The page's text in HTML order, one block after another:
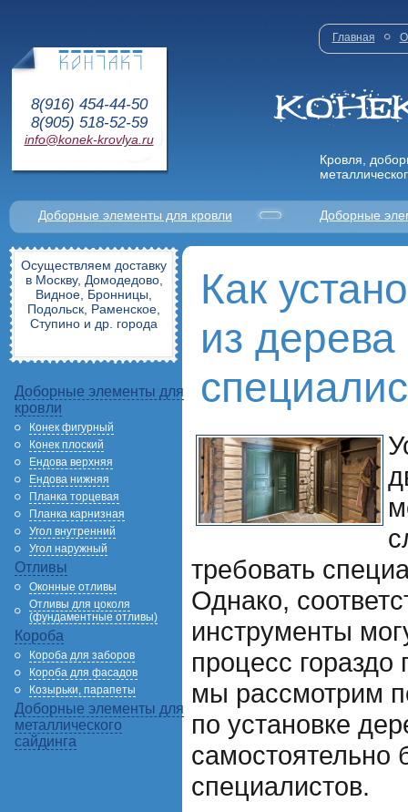
8(916) 454-44-50
8(905) 518-52-59
info@konek-krovlya.ru
Главная О
Кровля,
Доборные элементы для кровли Доборные
Осуществляем доставку
в Москву, Домодедово,
Видное, Бронницы,
Подольск, Раменское,
Ступино и др. города
Доборные элементы для
кровли
Конек фигурный
Конек плоский
Ендова верхняя
Ендова нижняя
Планка торцевая
Планка карнизная
Угол внутренний
Угол наружный
Отливы
Оконные отливы
Отливы для цоколя
(фундаментные отливы)
Короба
Короба для заборов
Короба для фасадов
Козырьки, парапеты
Доборные элементы для
металлического
сайдинга
Как
из
требовать
Однако,
инструменты
процесс
мы рассмотрим
по установке
самостоятельно
специалистов.